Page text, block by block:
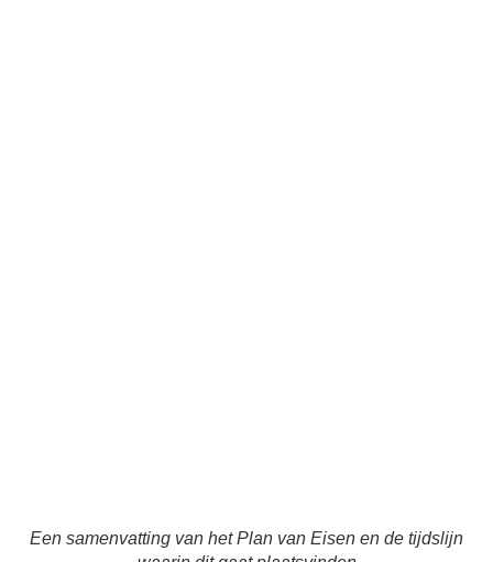
Een samenvatting van het Plan van Eisen en de tijdslijn